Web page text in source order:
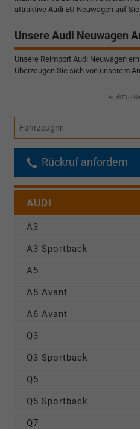
attraktive Audi EU-Neuwagen auf Sie.
Unsere Audi Neuwagen
Unsere Reimport Audi Neuwagen
Überzeugen Sie sich von unserem
Audi EU -
Fahrzeugnr.
Rückruf anfordern
AUDI
A3
A3 Sportback
A5
A5 Avant
A6 Avant
Q3
Q3 Sportback
Q5
Q5 Sportback
Q7